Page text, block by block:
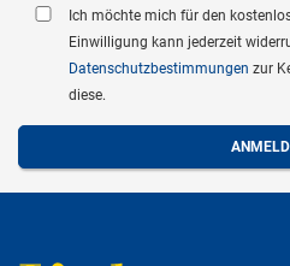
Ich möchte mich für den
Einwilligung kann jederzeit
Datenschutzbestimmungen zur
diese.